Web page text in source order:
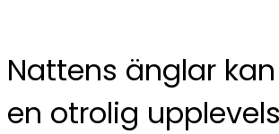
Nattens änglar
en otrolig